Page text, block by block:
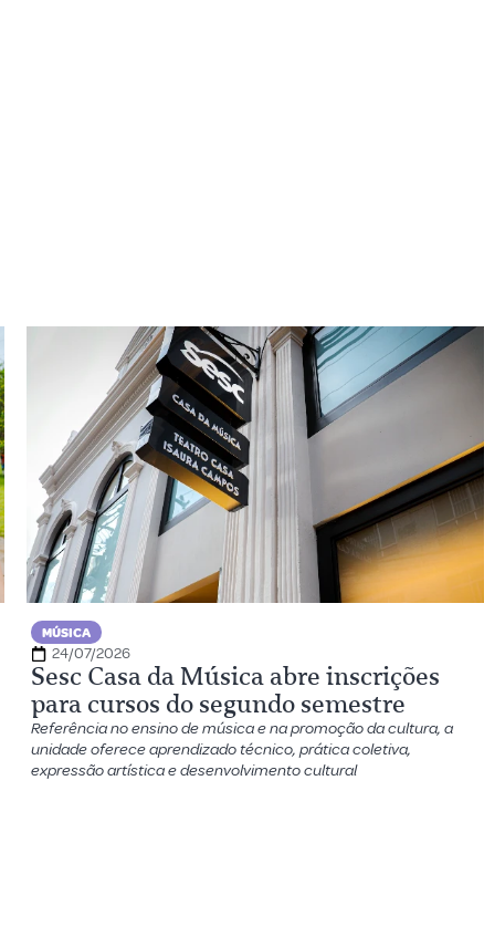
MÚSICA
24/07/2026
Sesc Casa da Música abre inscrições
para cursos do segundo semestre
Referência no ensino de música e na promoção da cultura, a
unidade oferece aprendizado técnico, prática coletiva,
expressão artística e desenvolvimento cultural